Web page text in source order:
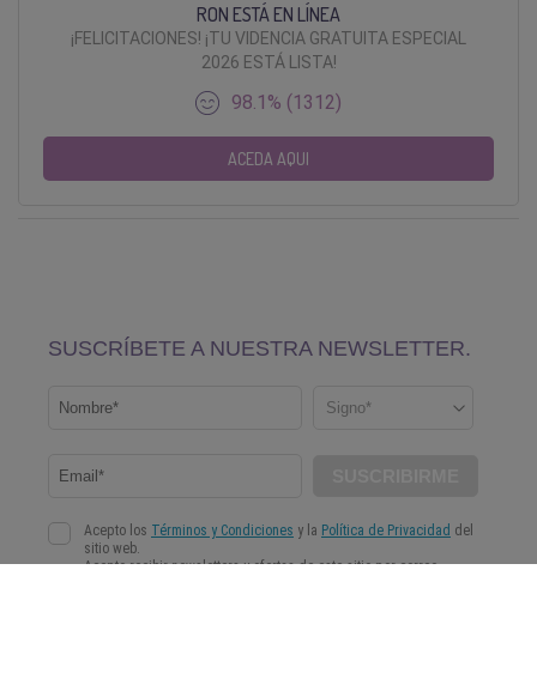
RON ESTÁ EN LÍNEA
¡FELICITACIONES! ¡TU VIDENCIA GRATUITA ESPECIAL
2026 ESTÁ LISTA!
98.1% (1312)
ACEDA AQUI